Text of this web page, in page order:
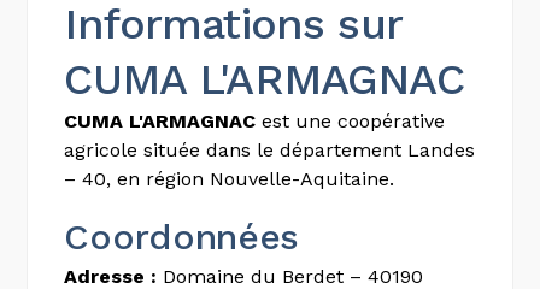
Informations sur
CUMA L'ARMAGNAC
CUMA L'ARMAGNAC est une coopérative
agricole située dans le département Landes
– 40, en région Nouvelle-Aquitaine.
Coordonnées
Adresse : Domaine du Berdet – 40190